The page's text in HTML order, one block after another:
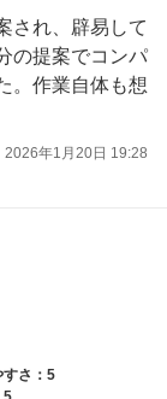
され、辟易して
の提案でコンパ
。作業自体も想
2026年1月20日 19:28
すさ：5